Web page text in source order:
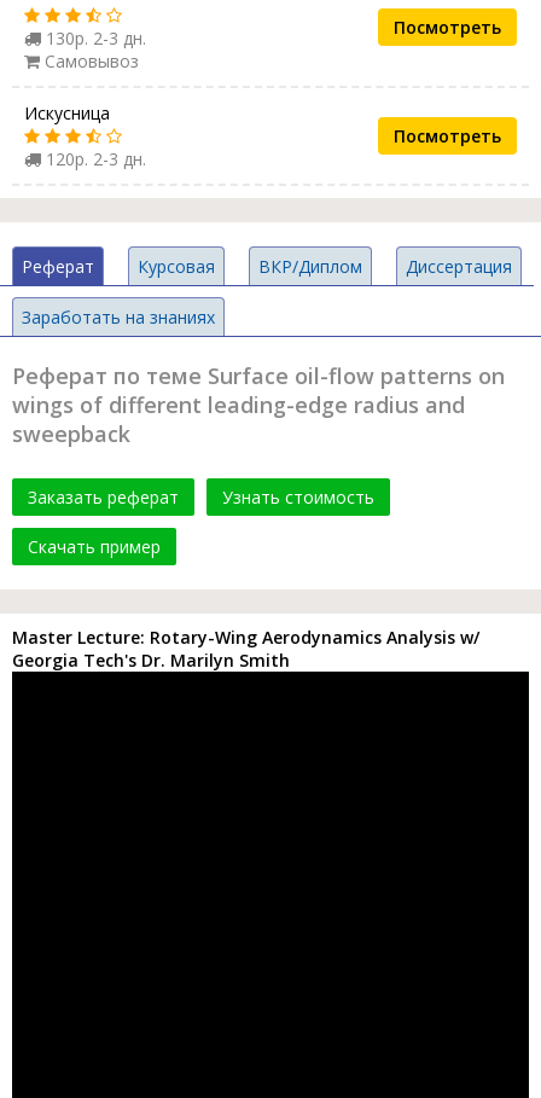
130р. 2-3 дн.
Самовывоз
Посмотреть
Искусница
120р. 2-3 дн.
Посмотреть
Реферат Курсовая ВКР/Диплом Диссертация
Заработать на знаниях
Реферат по теме Surface oil-flow patterns on
wings of different leading-edge radius and
sweepback
Заказать реферат Узнать стоимость
Скачать пример
Master Lecture: Rotary-Wing Aerodynamics Analysis w/
Georgia Tech's Dr. Marilyn Smith